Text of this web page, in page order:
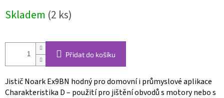
cena:
Skladem (2 ks)
Přidat do košíku
Jistič Noark Ex9BN hodný pro domovní i průmyslové aplikace
Charakteristika D – použití pro jištění obvodů s motory nebo s